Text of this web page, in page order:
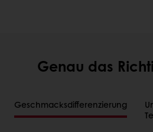
Genau das
Geschmacksdifferenzierung